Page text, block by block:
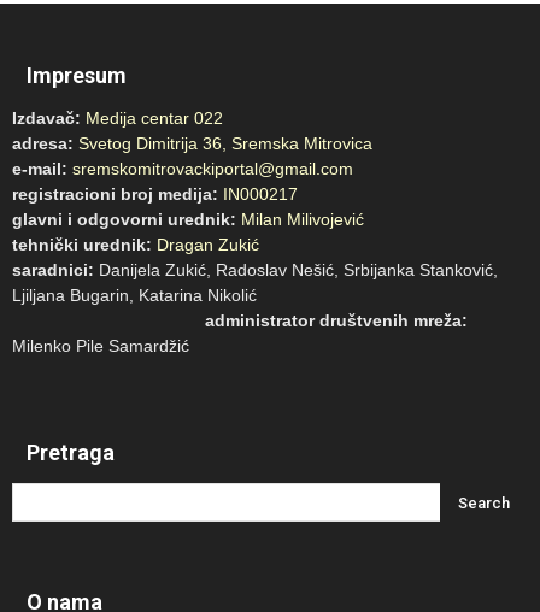
Impresum
Izdavač: Medija centar 022
adresa: Svetog Dimitrija 36, Sremska Mitrovica
e-mail: sremskomitrovackiportal@gmail.com
registracioni broj medija: IN000217
glavni i odgovorni urednik: Milan Milivojević
tehnički urednik: Dragan Zukić
saradnici: Danijela Zukić, Radoslav Nešić, Srbijanka Stanković,
Ljiljana Bugarin, Katarina Nikolić
administrator društvenih mreža:
Milenko Pile Samardžić
Pretraga
O nama